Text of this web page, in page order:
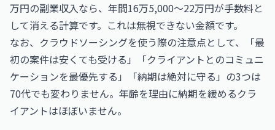
万円の副業収入なら、年間16万5,000〜22万円が手数料と
して消える計算です。これは無視できない金額です。
なお、クラウドソーシングを使う際の注意点として、「最
初の案件は安くても受ける」「クライアントとのコミュニ
ケーションを最優先する」「納期は絶対に守る」の3つは
70代でも変わりません。年齢を理由に納期を緩めるクラ
イアントはほぼいません。